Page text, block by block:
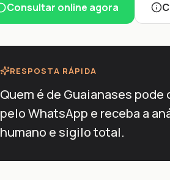
Consultar online agora
RESPOSTA RÁPIDA
Quem é de Guaianases pode
pelo WhatsApp e receba a
humano e sigilo total.